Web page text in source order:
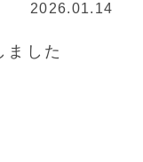
2026.01.14
ました